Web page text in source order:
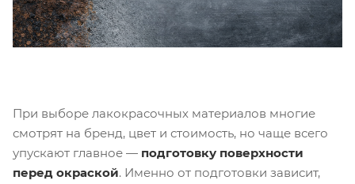
При выборе лакокрасочных материалов многие
смотрят на бренд, цвет и стоимость, но чаще всего
упускают главное — подготовку поверхности
перед окраской. Именно от подготовки зависит,